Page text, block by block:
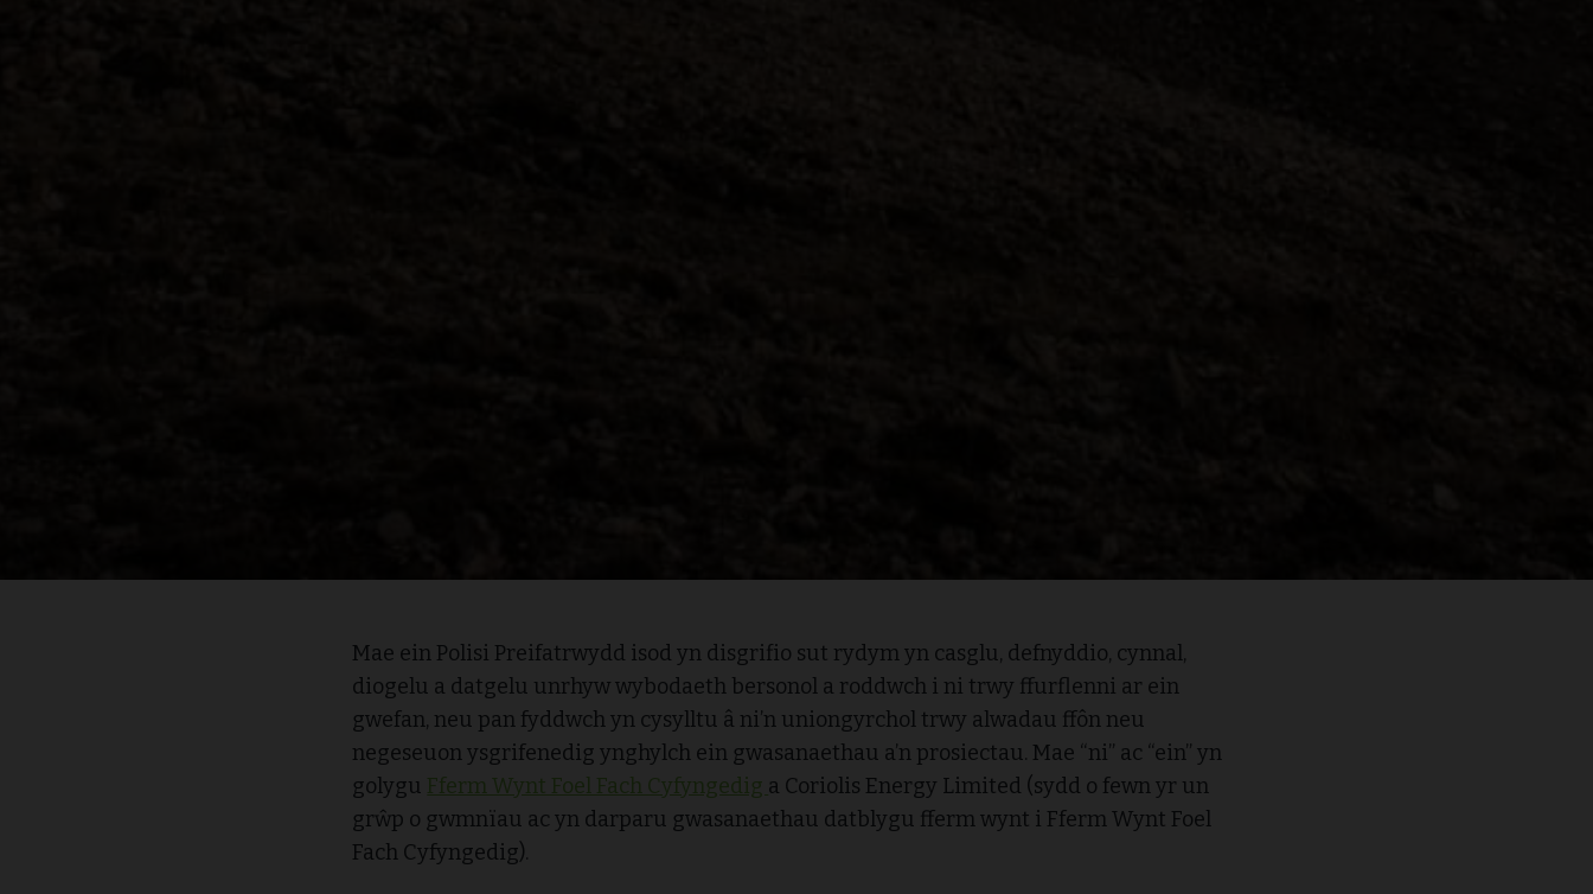
Mae ein Polisi Preifatrwydd isod yn disgrifio sut rydym yn casglu, defnyddio, cynnal,
diogelu a datgelu unrhyw wybodaeth bersonol a roddwch i ni trwy ffurflenni ar ein
gwefan, neu pan fyddwch yn cysylltu â ni’n uniongyrchol trwy alwadau ffôn neu
negeseuon ysgrifenedig ynghylch ein gwasanaethau a’n prosiectau. Mae “ni” ac “ein” yn
golygu Fferm Wynt Foel Fach Cyfyngedig a Coriolis Energy Limited (sydd o fewn yr un
grŵp o gwmnïau ac yn darparu gwasanaethau datblygu fferm wynt i Fferm Wynt Foel
Fach Cyfyngedig).